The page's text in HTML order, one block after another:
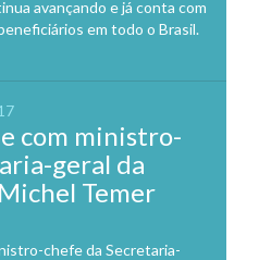
avançando e já conta com
em todo o Brasil.
com ministro-
geral da
Temer
chefe da Secretaria-